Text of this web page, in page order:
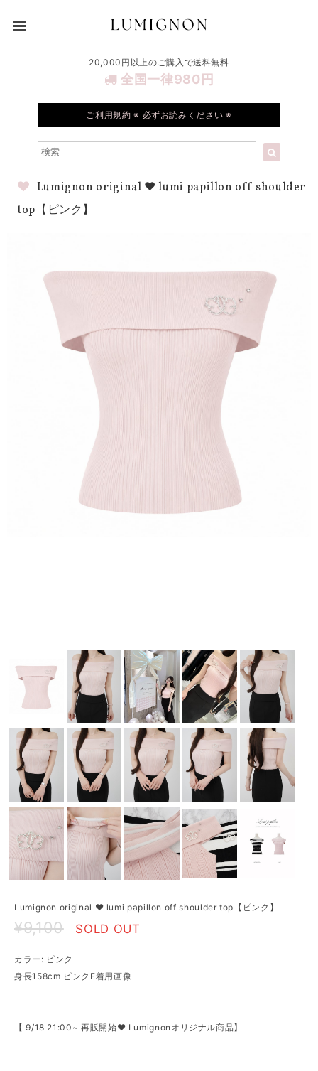
20,000円以上のご購入で送料無料
全国一律980円
ご利用規約 ※ 必ずお読みください ※
Lumignon original ♥ lumi papillon off shoulder
top【ピンク】
Lumignon original ♥ lumi papillon off shoulder top【ピンク】
¥9,100 SOLD OUT
カラー: ピンク
身長158cm ピンクF着用画像
【 9/18 21:00~ 再販開始♥ Lumignonオリジナル商品】